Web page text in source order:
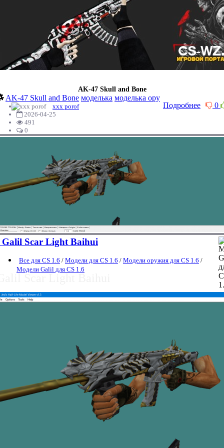
AK-47 Skull and Bone
AK-47 Skull and Bone моделька моделька ору
0
Подробнее
xxx porof
2026-04-25
491
0
Galil Scar Light Baihui
Все для CS 1.6 / Модели для CS 1.6 / Модели оружия для CS 1.6 /
Модели Galil для CS 1.6